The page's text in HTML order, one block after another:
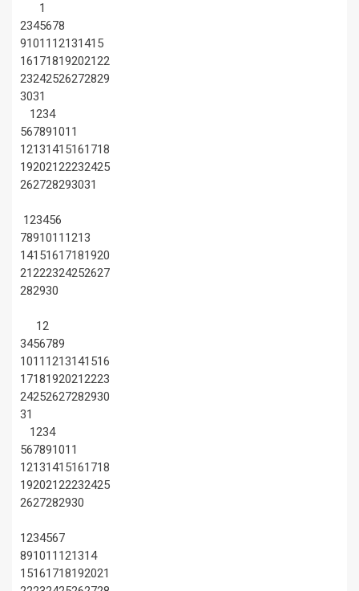
1
2345678
91011 12131415
16171819202122
23242526272829
3031
1234
567891011
12131415161718
19202122232425
262728293031
123456
7891011 1213
14151617181920
21222324252627
282930
12
3456789
1011 1213141516
17181920212223
24252627282930
31
1234
567891011
12131415161718
19202122232425
2627282930
1234567
891011 121314
15161718192021